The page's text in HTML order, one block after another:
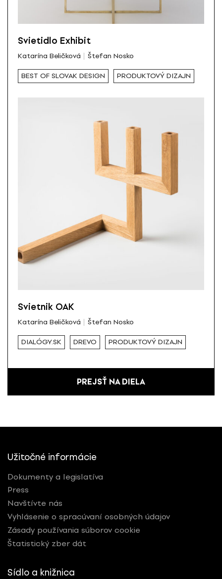
Svietidlo Exhibit
Katarína Beličková Štefan Nosko
BEST OF SLOVAK DESIGN PRODUKTOVÝ DIZAJN
Svietnik OAK
Katarína Beličková Štefan Nosko
DIALÓGY.SK DREVO PRODUKTOVÝ DIZAJN
PREJSŤ NA DIELA
Užitočné informácie
Dokumenty a legislatíva
Press
Navštívte nás
Vyhlásenie o spracúvaní osobných údajov
Zásady používania súborov cookie
Štatistický zber dát
Sídlo a knižnica